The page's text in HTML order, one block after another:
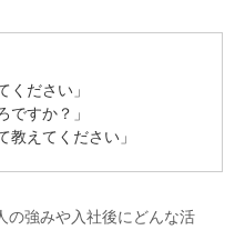
ください」
ですか？」
教えてください」
の強みや入社後にどんな活